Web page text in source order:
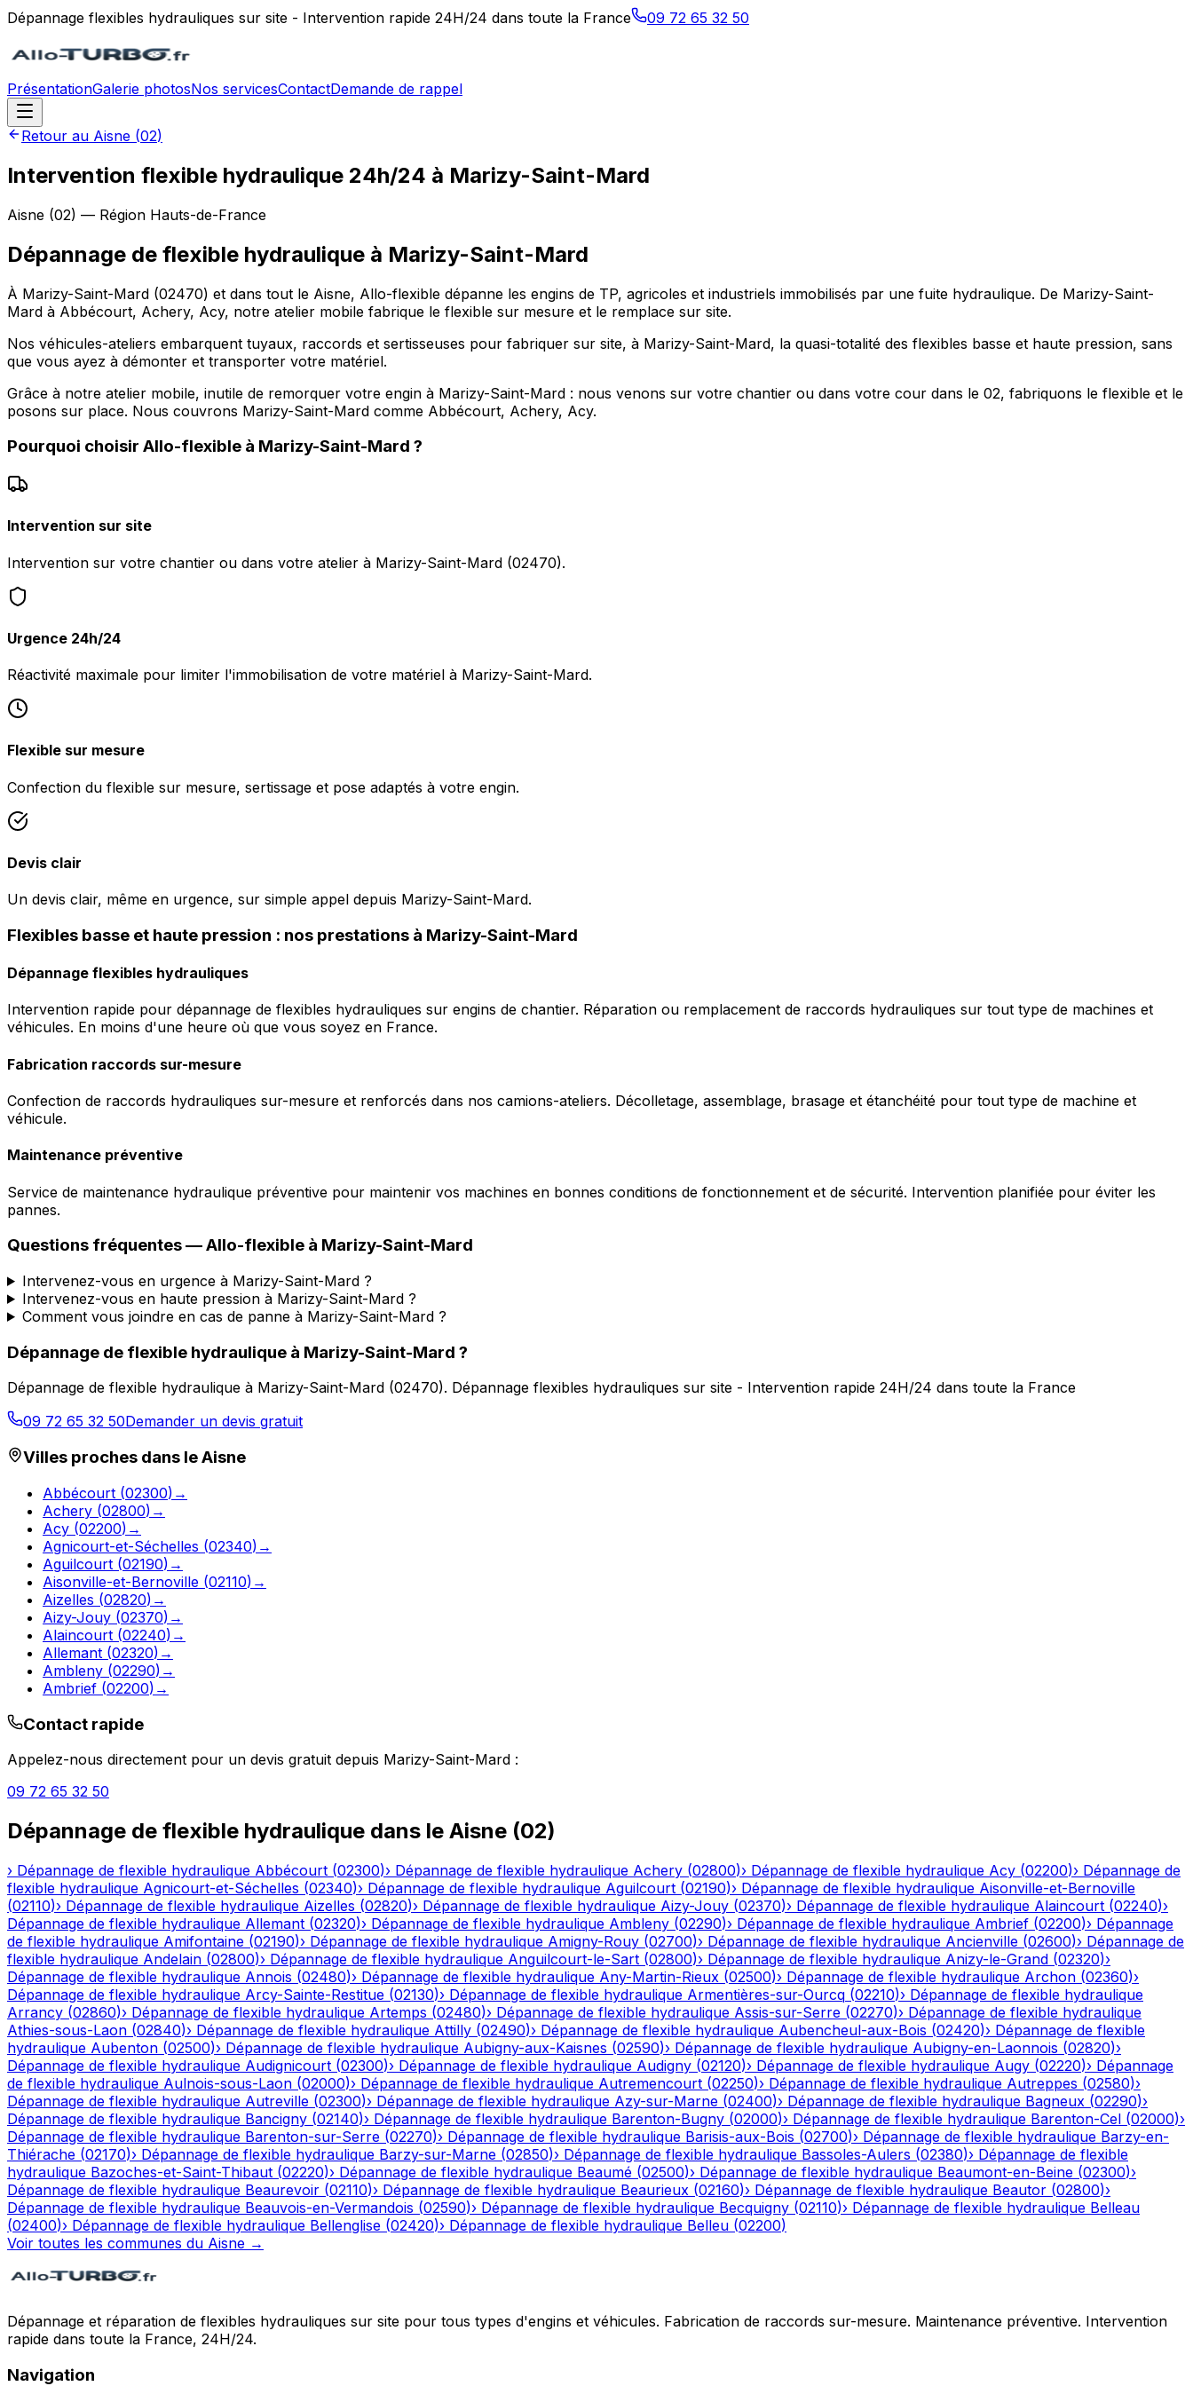
Dépannage flexibles hydrauliques sur site - Intervention rapide 24H/24 dans toute la France 09 72 65 32 50
PrésentationGalerie photosNos servicesContactDemande de rappel
Retour au Aisne (02)
Intervention flexible hydraulique 24h/24 à Marizy-Saint-Mard
Aisne (02) — Région Hauts-de-France
Dépannage de flexible hydraulique à Marizy-Saint-Mard
À Marizy-Saint-Mard (02470) et dans tout le Aisne, Allo-flexible dépanne les engins de TP, agricoles et industriels immobilisés par une fuite hydraulique. De Marizy-Saint-
Mard à Abbécourt, Achery, Acy, notre atelier mobile fabrique le flexible sur mesure et le remplace sur site.
Nos véhicules-ateliers embarquent tuyaux, raccords et sertisseuses pour fabriquer sur site, à Marizy-Saint-Mard, la quasi-totalité des flexibles basse et haute pression, sans
que vous ayez à démonter et transporter votre matériel.
Grâce à notre atelier mobile, inutile de remorquer votre engin à Marizy-Saint-Mard : nous venons sur votre chantier ou dans votre cour dans le 02, fabriquons le flexible et le
posons sur place. Nous couvrons Marizy-Saint-Mard comme Abbécourt, Achery, Acy.
Pourquoi choisir Allo-flexible à Marizy-Saint-Mard ?
Intervention sur site
Intervention sur votre chantier ou dans votre atelier à Marizy-Saint-Mard (02470).
Urgence 24h/24
Réactivité maximale pour limiter l'immobilisation de votre matériel à Marizy-Saint-Mard.
Flexible sur mesure
Confection du flexible sur mesure, sertissage et pose adaptés à votre engin.
Devis clair
Un devis clair, même en urgence, sur simple appel depuis Marizy-Saint-Mard.
Flexibles basse et haute pression : nos prestations à Marizy-Saint-Mard
Dépannage flexibles hydrauliques
Intervention rapide pour dépannage de flexibles hydrauliques sur engins de chantier. Réparation ou remplacement de raccords hydrauliques sur tout type de machines et
véhicules. En moins d'une heure où que vous soyez en France.
Fabrication raccords sur-mesure
Confection de raccords hydrauliques sur-mesure et renforcés dans nos camions-ateliers. Décolletage, assemblage, brasage et étanchéité pour tout type de machine et
véhicule.
Maintenance préventive
Service de maintenance hydraulique préventive pour maintenir vos machines en bonnes conditions de fonctionnement et de sécurité. Intervention planifiée pour éviter les
pannes.
Questions fréquentes —Allo-flexible à Marizy-Saint-Mard
Intervenez-vous en urgence à Marizy-Saint-Mard ?
Intervenez-vous en haute pression à Marizy-Saint-Mard ?
Comment vous joindre en cas de panne à Marizy-Saint-Mard ?
Dépannage de flexible hydraulique à Marizy-Saint-Mard ?
Dépannage de flexible hydraulique à Marizy-Saint-Mard (02470). Dépannage flexibles hydrauliques sur site - Intervention rapide 24H/24 dans toute la France
09 72 65 32 50Demander un devis gratuit
Villes proches dans leAisne
Abbécourt (02300) →
Achery (02800) →
Acy (02200) →
Agnicourt-et-Séchelles (02340) →
Aguilcourt (02190) →
Aisonville-et-Bernoville (02110) →
Aizelles (02820) →
Aizy-Jouy (02370) →
Alaincourt (02240) →
Allemant (02320) →
Ambleny (02290) →
Ambrief (02200) →
Contact rapide
Appelez-nous directement pour un devis gratuit depuis Marizy-Saint-Mard :
09 72 65 32 50
Dépannage de flexible hydraulique dans le Aisne (02)
› Dépannage de flexible hydraulique Abbécourt (02300)› Dépannage de flexible hydraulique Achery (02800)› Dépannage de flexible hydraulique Acy (02200)› Dépannage de
flexible hydraulique Agnicourt-et-Séchelles (02340)› Dépannage de flexible hydraulique Aguilcourt (02190)› Dépannage de flexible hydraulique Aisonville-et-Bernoville
(02110)› Dépannage de flexible hydraulique Aizelles (02820)› Dépannage de flexible hydraulique Aizy-Jouy (02370)› Dépannage de flexible hydraulique Alaincourt (02240)›
Dépannage de flexible hydraulique Allemant (02320)› Dépannage de flexible hydraulique Ambleny (02290)› Dépannage de flexible hydraulique Ambrief (02200)› Dépannage
de flexible hydraulique Amifontaine (02190)› Dépannage de flexible hydraulique Amigny-Rouy (02700)› Dépannage de flexible hydraulique Ancienville (02600)› Dépannage de
flexible hydraulique Andelain (02800)› Dépannage de flexible hydraulique Anguilcourt-le-Sart (02800)› Dépannage de flexible hydraulique Anizy-le-Grand (02320)›
Dépannage de flexible hydraulique Annois (02480)› Dépannage de flexible hydraulique Any-Martin-Rieux (02500)› Dépannage de flexible hydraulique Archon (02360)›
Dépannage de flexible hydraulique Arcy-Sainte-Restitue (02130)› Dépannage de flexible hydraulique Armentières-sur-Ourcq (02210)› Dépannage de flexible hydraulique
Arrancy (02860)› Dépannage de flexible hydraulique Artemps (02480)› Dépannage de flexible hydraulique Assis-sur-Serre (02270)› Dépannage de flexible hydraulique
Athies-sous-Laon (02840)› Dépannage de flexible hydraulique Attilly (02490)› Dépannage de flexible hydraulique Aubencheul-aux-Bois (02420)› Dépannage de flexible
hydraulique Aubenton (02500)› Dépannage de flexible hydraulique Aubigny-aux-Kaisnes (02590)› Dépannage de flexible hydraulique Aubigny-en-Laonnois (02820)›
Dépannage de flexible hydraulique Audignicourt (02300)› Dépannage de flexible hydraulique Audigny (02120)› Dépannage de flexible hydraulique Augy (02220)› Dépannage
de flexible hydraulique Aulnois-sous-Laon (02000)› Dépannage de flexible hydraulique Autremencourt (02250)› Dépannage de flexible hydraulique Autreppes (02580)›
Dépannage de flexible hydraulique Autreville (02300)› Dépannage de flexible hydraulique Azy-sur-Marne (02400)› Dépannage de flexible hydraulique Bagneux (02290)›
Dépannage de flexible hydraulique Bancigny (02140)› Dépannage de flexible hydraulique Barenton-Bugny (02000)› Dépannage de flexible hydraulique Barenton-Cel (02000)›
Dépannage de flexible hydraulique Barenton-sur-Serre (02270)› Dépannage de flexible hydraulique Barisis-aux-Bois (02700)› Dépannage de flexible hydraulique Barzy-en-
Thiérache (02170)› Dépannage de flexible hydraulique Barzy-sur-Marne (02850)› Dépannage de flexible hydraulique Bassoles-Aulers (02380)› Dépannage de flexible
hydraulique Bazoches-et-Saint-Thibaut (02220)› Dépannage de flexible hydraulique Beaumé (02500)› Dépannage de flexible hydraulique Beaumont-en-Beine (02300)›
Dépannage de flexible hydraulique Beaurevoir (02110)› Dépannage de flexible hydraulique Beaurieux (02160)› Dépannage de flexible hydraulique Beautor (02800)›
Dépannage de flexible hydraulique Beauvois-en-Vermandois (02590)› Dépannage de flexible hydraulique Becquigny (02110)› Dépannage de flexible hydraulique Belleau
(02400)› Dépannage de flexible hydraulique Bellenglise (02420)› Dépannage de flexible hydraulique Belleu (02200)
Voir toutes les communes du Aisne →
Dépannage et réparation de flexibles hydrauliques sur site pour tous types d'engins et véhicules. Fabrication de raccords sur-mesure. Maintenance préventive. Intervention
rapide dans toute la France, 24H/24.
Navigation